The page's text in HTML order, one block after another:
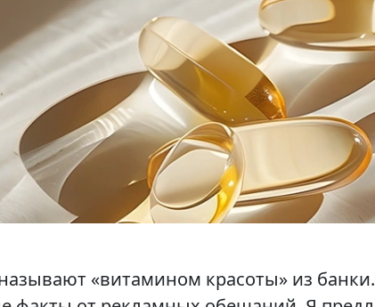
«витамином красоты» из